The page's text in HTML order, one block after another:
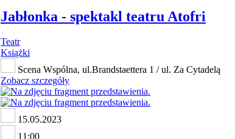
Jabłonka - spektakl teatru Atofri
Teatr
Książki
Scena Wspólna, ul.Brandstaettera 1 / ul. Za Cytadelą
Zobacz szczegóły
15.05.2023
11:00